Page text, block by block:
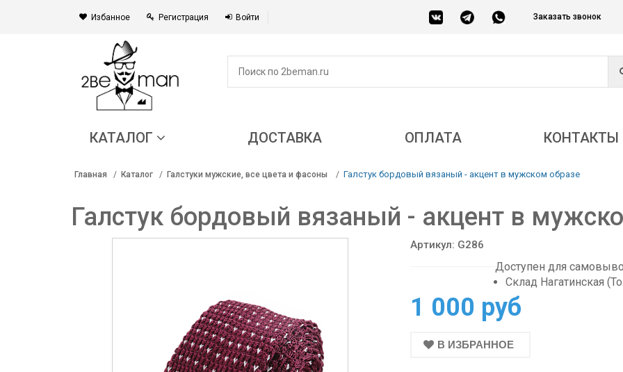
Избанное Регистрация Войти Заказать звонок
КАТАЛОГ ДОСТАВКА ОПЛАТА КОНТАКТЫ
Главная Каталог Галстуки мужские, все цвета и фасоны Галстук бордовый вязаный - акцент в мужском образе
Галстук бордовый вязаный - акцент в
Артикул: G286
Доступен для
Склад Нагатинская
1 000 руб
В ИЗБРАННОЕ